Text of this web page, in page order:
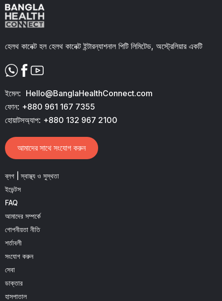
হেলথ কানেক্ট হল হেলথ কানেক্ট ইন্টারন্যাশনাল পিটি লিমিটেড, অস্ট্রেলিয়ার একটি
ইমেল: Hello@BanglaHealthConnect.com
ফোন: +880 961 167 7355
হোয়াটসঅ্যাপ: +880 132 967 2100
আমাদের সাথে সংযোগ করুন
ব্লগ | স্বাস্থ্য ও সুস্থতা
ইভেন্টস
FAQ
আমাদের সম্পর্কে
গোপনীয়তা নীতি
শর্তাবলী
সংযোগ করুন
সেবা
ডাক্তার
হাসপাতাল